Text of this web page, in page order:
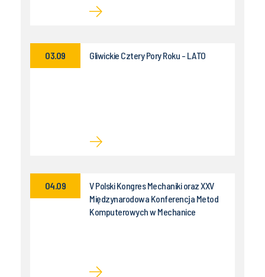
Gliwickie Cztery Pory Roku - LATO
03.09
V Polski Kongres Mechaniki oraz XXV
Międzynarodowa Konferencja Metod
Komputerowych w Mechanice
04.09